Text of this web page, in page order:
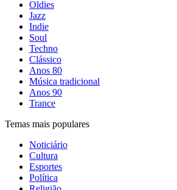
Oldies
Jazz
Indie
Soul
Techno
Clássico
Anos 80
Música tradicional
Anos 90
Trance
Temas mais populares
Noticiário
Cultura
Esportes
Política